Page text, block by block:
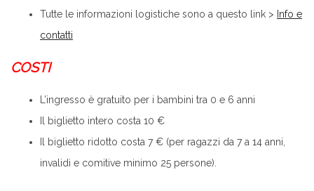
Tutte le informazioni logistiche sono a questo link > Info e
contatti
COSTI
L’ingresso è gratuito per i bambini tra 0 e 6 anni
Il biglietto intero costa 10 €
Il biglietto ridotto costa 7 € (per ragazzi da 7 a 14 anni,
invalidi e comitive minimo 25 persone).